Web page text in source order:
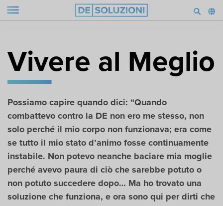
Vivere al Meglio
Possiamo capire quando dici: “Quando
combattevo contro la DE non ero me stesso, non
solo perché il mio corpo non funzionava; era come
se tutto il mio stato d’animo fosse continuamente
instabile. Non potevo neanche baciare mia moglie
perché avevo paura di ciò che sarebbe potuto o
non potuto succedere dopo… Ma ho trovato una
soluzione che funziona, e ora sono qui per dirti che